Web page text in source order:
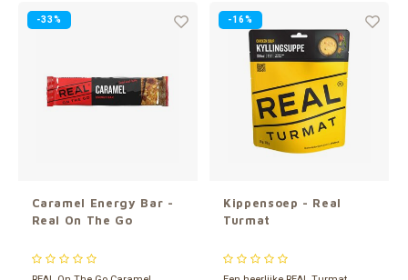
-33%
Caramel Energy Bar -
Real On The Go
-16%
Kippensoep - Real
Turmat